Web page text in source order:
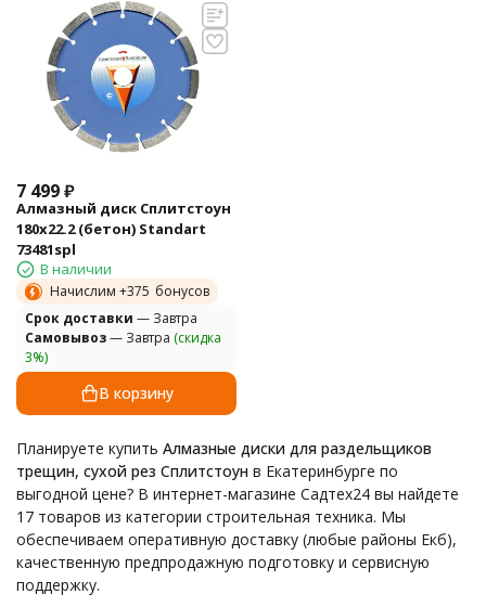
7 499₽
Алмазный диск Сплитстоун
180х22.2 (бетон) Standart
73481spl
В наличии
Начислим +375 бонусов
Cрок доставки — Завтра
Самовывоз— Завтра (скидка
3%)
В корзину
Планируете купить Алмазные диски для раздельщиков
трещин, сухой рез Сплитстоун в Екатеринбурге по
выгодной цене? В интернет-магазине Садтех24 вы найдете
17 товаров из категории строительная техника. Мы
обеспечиваем оперативную доставку (любые районы Екб),
качественную предпродажную подготовку и сервисную
поддержку.